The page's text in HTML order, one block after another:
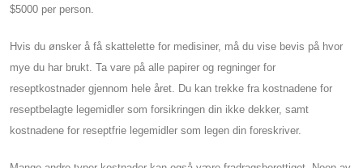
$5000 per person.
Hvis du ønsker å få skattelette for medisiner, må du vise bevis på hvor
mye du har brukt. Ta vare på alle papirer og regninger for
reseptkostnader gjennom hele året. Du kan trekke fra kostnadene for
reseptbelagte legemidler som forsikringen din ikke dekker, samt
kostnadene for reseptfrie legemidler som legen din foreskriver.